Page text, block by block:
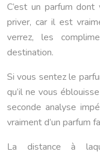
C’est un parfum
priver, car il est
verrez, les
destination.
Si vous sentez le
qu’il ne vous
seconde analyse
vraiment d’un parfum
La distance à